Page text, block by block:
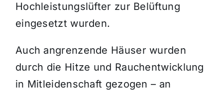
Hochleistungslüfter zur Belüftung
eingesetzt wurden.
Auch angrenzende Häuser wurden
durch die Hitze und Rauchentwicklung
in Mitleidenschaft gezogen – an